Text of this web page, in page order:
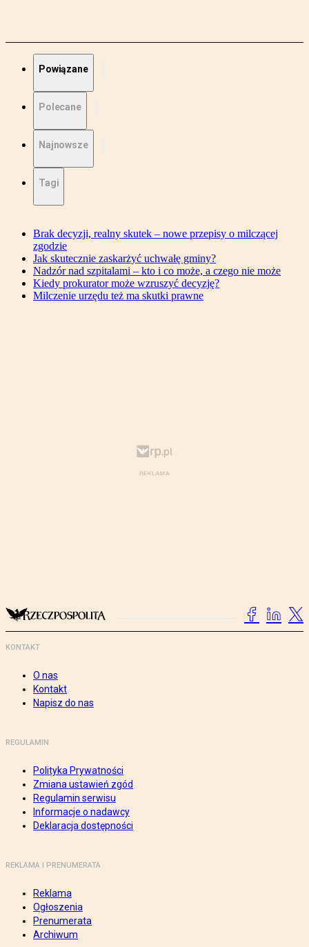
Powiązane
Polecane
Najnowsze
Tagi
Brak decyzji, realny skutek – nowe przepisy o milczącej
zgodzie
Jak skutecznie zaskarżyć uchwałę gminy?
Nadzór nad szpitalami – kto i co może, a czego nie może
Kiedy prokurator może wzruszyć decyzję?
Milczenie urzędu też ma skutki prawne
KONTAKT
O nas
Kontakt
Napisz do nas
REGULAMIN
Polityka Prywatności
Zmiana ustawień zgód
Regulamin serwisu
Informacje o nadawcy
Deklaracja dostępności
REKLAMA I PRENUMERATA
Reklama
Ogłoszenia
Prenumerata
Archiwum